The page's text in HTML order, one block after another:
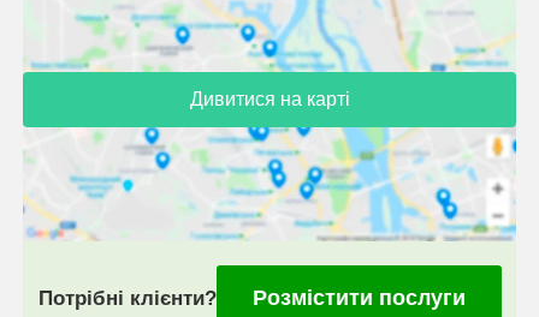
Дивитися на карті
Потрібні клієнти? Розмістити послуги